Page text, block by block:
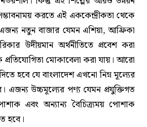
করতে এই এককেন্দ্রীকতা থেকে
নতুন বাজার যেমন এশিয়া, আফ্রিকা
উদীয়মান অর্থনীতিতে প্রবেশ করা
প্রতিযোগিতা মোকাবেলা করা যায়। আরো
হবে যে বাংলাদেশ এখনো নিম্ন মূল্যের
এজন্য উচ্চমূল্যের পণ্য যেমন প্রযুক্তিগত
এবং অন্যান্য বৈচিত্র্যময় পোশাক
হবে।